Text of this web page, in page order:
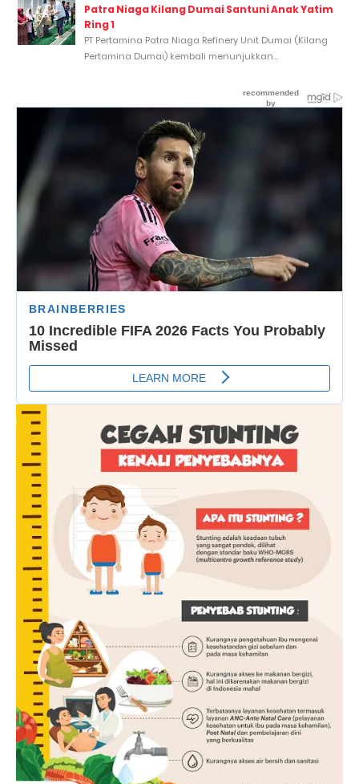
Patra Niaga Kilang Dumai Santuni Anak Yatim
Ring 1
PT Pertamina Patra Niaga Refinery Unit Dumai (Kilang
Pertamina Dumai) kembali menunjukkan...